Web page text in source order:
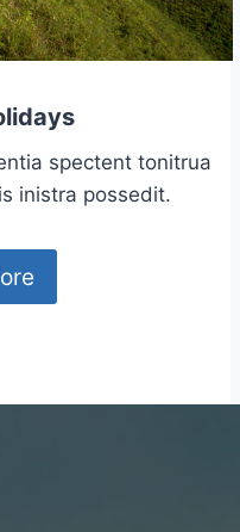
spectent tonitrua
inistra possedit.